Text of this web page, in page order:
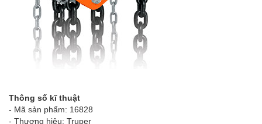
Thông số kĩ thuật
- Mã sản phẩm: 16828
- Thương hiệu: Truper